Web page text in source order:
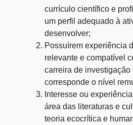
currículo científico e
um perfil adequado à
desenvolver;
Possuírem experiência
relevante e compatível
carreira de
corresponde o nível
Interesse ou
área das literaturas e
teoria ecocrítica e